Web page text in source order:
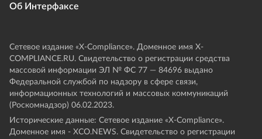
Об Интерфаксе
Сетевое издание «Х-Compliance». Доменное имя X-
COMPLIANCE.RU. Свидетельство о регистрации средства
массовой информации ЭЛ № ФС 77 — 84696 выдано
Федеральной службой по надзору в сфере связи,
информационных технологий и массовых коммуникаций
(Роскомнадзор) 06.02.2023.
Исторические данные: Сетевое издание «Х-Compliance».
Доменное имя - XCO.NEWS. Свидетельство о регистрации